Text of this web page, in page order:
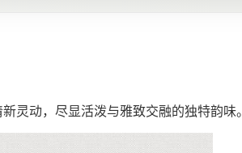
灵动，尽显活泼与雅致交融的独特韵味。